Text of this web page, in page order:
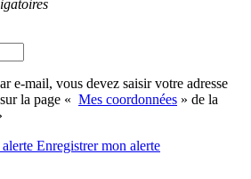
e-mail, vous devez saisir votre adresse
la page « Mes coordonnées » de la
Enregistrermon alerte